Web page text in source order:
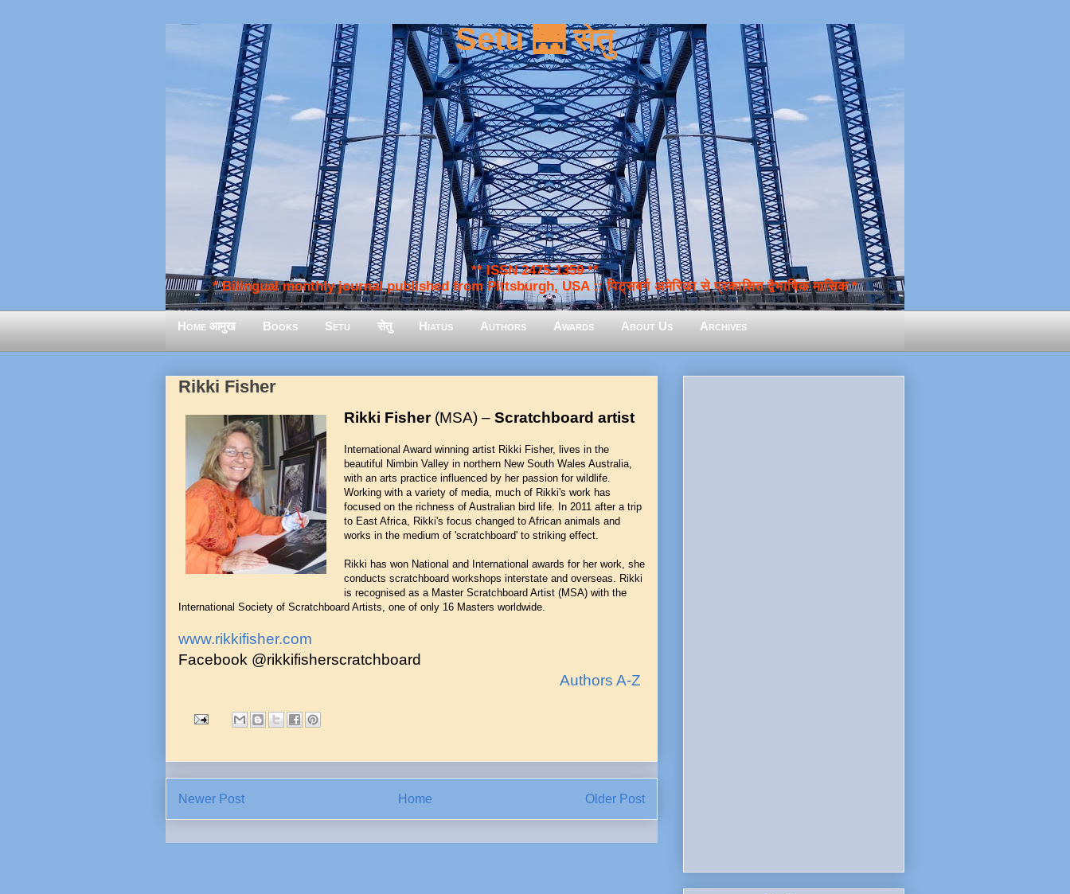
Setu 🌉 सेतु
** ISSN 2475-1359 **
* Bilingual monthly journal published from Pittsburgh, USA :: पिट्सबर्ग अमेरिका से प्रकाशित द्वैभाषिक मासिक *
Home आमुख Books Setu सेतु Hiatus Authors Awards About Us Archives
Rikki Fisher
Rikki Fisher(MSA) – Scratchboard artist
International Award winning artist Rikki Fisher, lives in the
beautiful Nimbin Valley in northern New South Wales Australia,
with an arts practice influenced by her passion for wildlife.
Working with a variety of media, much of Rikki's work has
focused on the richness of Australian bird life. In 2011 after a trip
to East Africa, Rikki's focus changed to African animals and
works in the medium of 'scratchboard' to striking effect.
Rikki has won National and International awards for her work, she
conducts scratchboard workshops interstate and overseas. Rikki
is recognised as a Master Scratchboard Artist (MSA) with the
International Society of Scratchboard Artists, one of only 16 Masters worldwide.
www.rikkifisher.com
Facebook @rikkifisherscratchboard
Authors A-Z
Newer Post Older Post
Home